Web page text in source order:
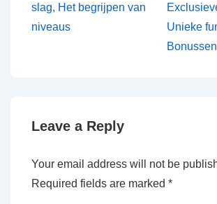
slag, Het begrijpen van
niveaus
Unieke
Bonussen
Leave a Reply
Your email address will not be
Required fields are marked *